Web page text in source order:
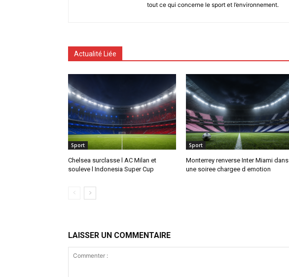
tout ce qui concerne le sport et l’environnement.
Actualité Liée
Sport
Chelsea surclasse l AC Milan et
souleve l Indonesia Super Cup
Sport
Monterrey renverse Inter Miami dans
une soiree chargee d emotion
LAISSER UN COMMENTAIRE